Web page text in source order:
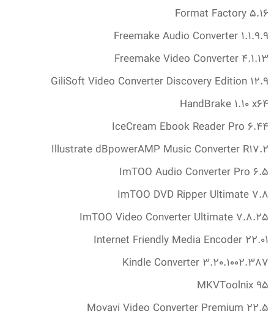
Format Factory 5.‎16
Freemake Audio Converter 1.‎1.‎9.‎9
Freemake Video Converter 4.‎1.‎13
GiliSoft Video Converter Discovery Edition 12.‎9
HandBrake 1.‎10 x64
IceCream Ebook Reader Pro 6.‎44
Illustrate dBpowerAMP Music Converter R17.‎2
ImTOO Audio Converter Pro 6.‎5
ImTOO DVD Ripper Ultimate 7.‎8
ImTOO Video Converter Ultimate 7.‎8.‎25
Internet Friendly Media Encoder 22.‎01
Kindle Converter 3.‎20.‎1002.‎387
MKVToolnix 95
Movavi Video Converter Premium 22.‎5